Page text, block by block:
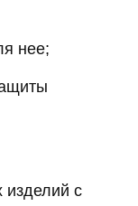
нее;
изделий с